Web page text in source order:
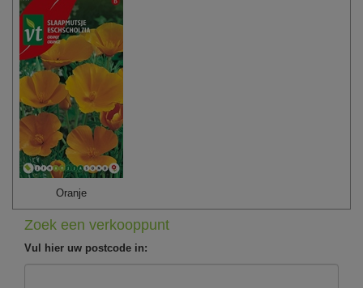
Oranje
Zoek een verkooppunt
Vul hier uw postcode in: